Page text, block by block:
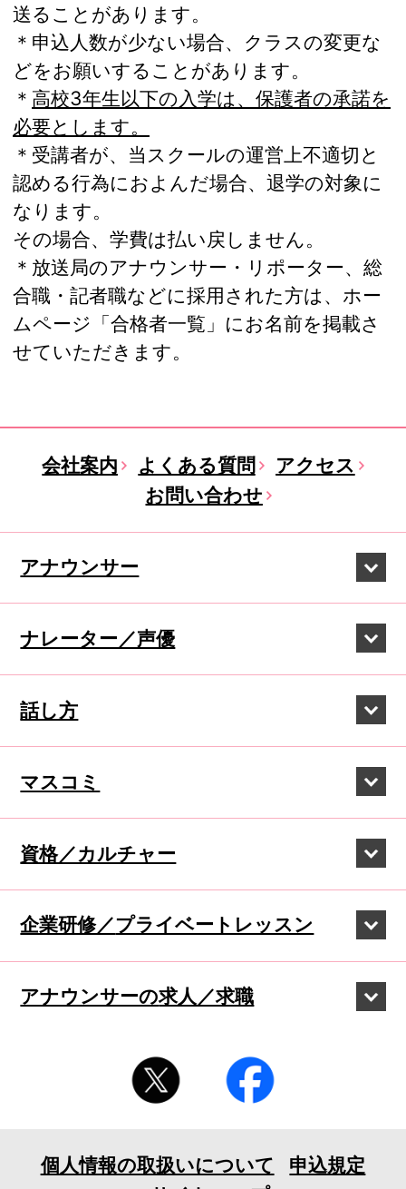
送ることがあります。
＊申込人数が少ない場合、クラスの変更な
どをお願いすることがあります。
＊ 高校3年生以下の入学は、保護者の承諾を
必要とします。
＊受講者が、当スクールの運営上不適切と
認める行為におよんだ場合、退学の対象に
なります。
その場合、学費は払い戻しません。
＊放送局のアナウンサー・リポーター、総
合職・記者職などに採用された方は、ホー
ムページ「合格者一覧」にお名前を掲載さ
せていただきます。
会社案内 よくある質問
アクセス
お問い合わせ
アナウンサー
ナレーター／声優
話し方
マスコミ
資格／カルチャー
企業研修／プライベートレッスン
アナウンサーの求人／求職
個人情報の取扱いについて
申込規定